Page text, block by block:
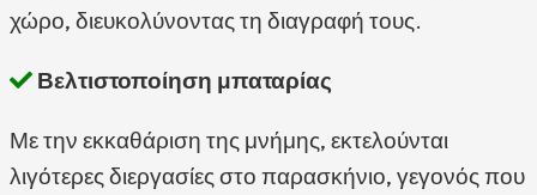
χώρο, διευκολύνοντας τη διαγραφή τους.
Βελτιστοποίηση μπαταρίας
Με την εκκαθάριση της μνήμης, εκτελούνται
λιγότερες διεργασίες στο παρασκήνιο, γεγονός που